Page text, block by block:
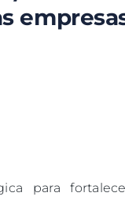
para